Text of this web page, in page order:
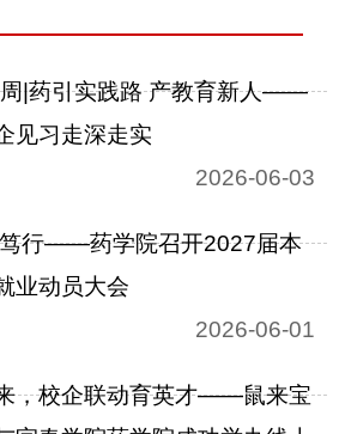
周|药引实践路 产教育新人——
见习走深走实
2026-06-03
行——药学院召开2027届本
业动员大会
2026-06-01
，校企联动育英才——鼠来宝